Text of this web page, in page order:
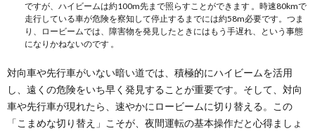
ですが、ハイビームは約100m先まで照らすことができます 。時速80kmで
走行している車が危険を察知して停止するまでには約58m必要です。つま
り、ロービームでは、障害物を発見したときにはもう手遅れ、という事態
になりかねないのです 。
対向車や先行車がいない暗い道では、積極的にハイビームを活用
し、遠くの危険をいち早く発見することが重要です。そして、対向
車や先行車が現れたら、速やかにロービームに切り替える。この
「こまめな切り替え」こそが、夜間運転の基本操作だと心得ましょ